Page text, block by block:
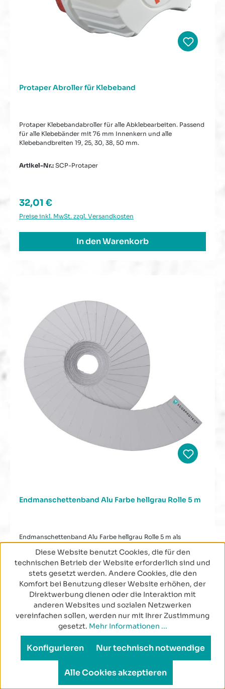
Protaper Abroller für Klebeband
Protaper Klebebandabroller für alle Abklebearbeiten. Passend
für alle Klebebänder mit 76 mm Innenkern und alle
Klebebandbreiten 19, 25, 30, 38, 50 mm.
Artikel-Nr.: SCP-Protaper
Regulärer Preis:
32,01 €
Preise inkl. MwSt. zzgl. Versandkosten
In den Warenkorb
Endmanschettenband Alu Farbe hellgrau Rolle 5 m
Endmanschettenband Alu Farbe hellgrau Rolle 5 m als
Isolierabschluss zur sauberen Verkleidung
Artikel-Nr.:SCP-EMB18GM
Inhalt:5 m(1,68 € / 1 m)
Regulärer Preis:
Ab8,39 €
Preise inkl. MwSt. zzgl. Versandkosten
Details
Diese Website benutzt Cookies, die für den
technischen Betrieb der Website erforderlich sind und
stets gesetzt werden. Andere Cookies, die den
Komfort bei Benutzung dieser Website erhöhen, der
Direktwerbung dienen oder die Interaktion mit
anderen Websites und sozialen Netzwerken
vereinfachen sollen, werden nur mit Ihrer Zustimmung
gesetzt. Mehr Informationen ...
Nur technisch notwendige
Konfigurieren
Alle Cookies akzeptieren